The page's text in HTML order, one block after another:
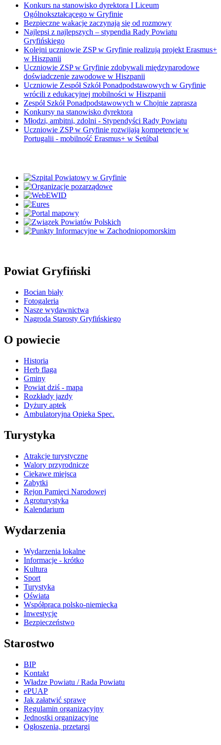
Konkurs na stanowisko dyrektora I Liceum
Ogólnokształcącego w Gryfinie
Bezpieczne wakacje zaczynają się od rozmowy
Najlepsi z najlepszych – stypendia Rady Powiatu
Gryfińskiego
Kolejni uczniowie ZSP w Gryfinie realizują projekt Erasmus+
w Hiszpanii
Uczniowie ZSP w Gryfinie zdobywali międzynarodowe
doświadczenie zawodowe w Hiszpanii
Uczniowie Zespół Szkół Ponadpodstawowych w Gryfinie
wrócili z edukacyjnej mobilności w Hiszpanii
Zespół Szkół Ponadpodstawowych w Chojnie zaprasza
Konkursy na stanowisko dyrektora
Młodzi, ambitni, zdolni - Stypendyści Rady Powiatu
Uczniowie ZSP w Gryfinie rozwijają kompetencje w
Portugalii - mobilność Erasmus+ w Setúbal
Powiat Gryfiński
Bocian biały
Fotogaleria
Nasze wydawnictwa
Nagroda Starosty Gryfińskiego
O powiecie
Historia
Herb flaga
Gminy
Powiat dziś - mapa
Rozkłady jazdy
Dyżury aptek
Ambulatoryjna Opieka Spec.
Turystyka
Atrakcje turystyczne
Walory przyrodnicze
Ciekawe miejsca
Zabytki
Rejon Pamięci Narodowej
Agroturystyka
Kalendarium
Wydarzenia
Wydarzenia lokalne
Informacje - krótko
Kultura
Sport
Turystyka
Oświata
Współpraca polsko-niemiecka
Inwestycje
Bezpieczeństwo
Starostwo
BIP
Kontakt
Władze Powiatu / Rada Powiatu
ePUAP
Jak załatwić sprawę
Regulamin organizacyjny
Jednostki organizacyjne
Ogłoszenia, przetargi